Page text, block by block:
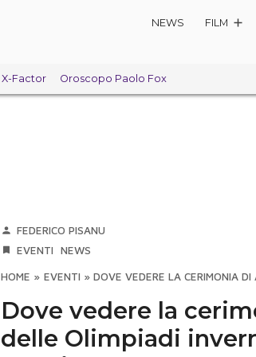
NEWS FILM
X-Factor Oroscopo Paolo Fox
FEDERICO PISANU
EVENTI
NEWS
HOME » EVENTI » DOVE VEDERE LA CERIMONIA
Dove vedere la
delle Olimpiadi